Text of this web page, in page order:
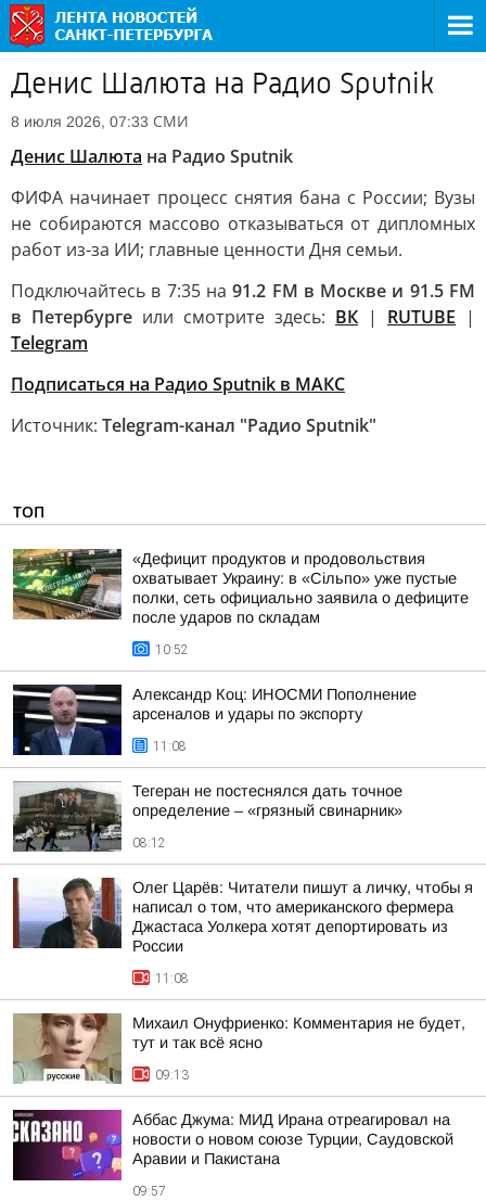
Денис Шалюта на Радио Sputnik
8 июля 2026, 07:33 СМИ
Денис Шалюта на Радио Sputnik
ФИФА начинает процесс снятия бана с России; Вузы
не собираются массово отказываться от дипломных
работ из-за ИИ; главные ценности Дня семьи.
Подключайтесь в 7:35 на 91.2 FM в Москве и 91.5 FM
в Петербурге или смотрите здесь: ВК | RUTUBE |
Telegram
Подписаться на Радио Sputnik в МАКС
Источник: Telegram-канал "Радио Sputnik"
ТОП
«Дефицит продуктов и продовольствия
охватывает Украину: в «Сільпо» уже пустые
полки, сеть официально заявила о дефиците
после ударов по складам
10:52
Александр Коц: ИНОСМИ Пополнение
арсеналов и удары по экспорту
11:08
Тегеран не постеснялся дать точное
определение – «грязный свинарник»
08:12
Олег Царёв: Читатели пишут а личку, чтобы я
написал о том, что американского фермера
Джастаса Уолкера хотят депортировать из
России
11:08
Михаил Онуфриенко: Комментария не будет,
тут и так всё ясно
09:13
Аббас Джума: МИД Ирана отреагировал на
новости о новом союзе Турции, Саудовской
Аравии и Пакистана
09:57